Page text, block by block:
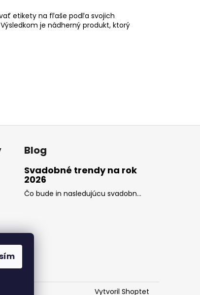
etikety na fľaše podľa svojich
je nádherný produkt, ktorý
Blog
Svadobné trendy na rok
2026
Čo bude in nasledujúcu svadobn...
Vytvoril Shoptet